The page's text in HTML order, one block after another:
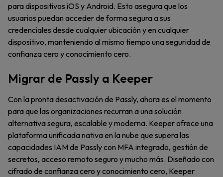
para dispositivos iOS y Android. Esto asegura que los
usuarios puedan acceder de forma segura a sus
credenciales desde cualquier ubicación y en cualquier
dispositivo, manteniendo al mismo tiempo una seguridad de
confianza cero y conocimiento cero.
Migrar de Passly a Keeper
Con la pronta desactivación de Passly, ahora es el momento
para que las organizaciones recurran a una solución
alternativa segura, escalable y moderna. Keeper ofrece una
plataforma unificada nativa en la nube que supera las
capacidades IAM de Passly con MFA integrado, gestión de
secretos, acceso remoto seguro y mucho más. Diseñado con
cifrado de confianza cero y conocimiento cero, Keeper